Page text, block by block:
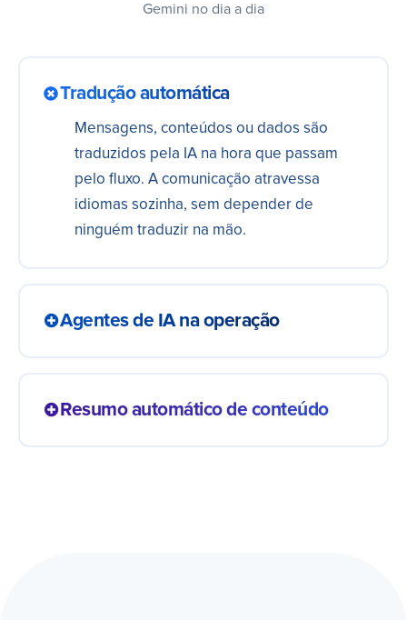
Gemini no dia a dia
Tradução automática
Mensagens, conteúdos ou dados são
traduzidos pela IA na hora que passam
pelo fluxo. A comunicação atravessa
idiomas sozinha, sem depender de
ninguém traduzir na mão.
Agentes de IA na operação
fluxo. Tarefas que exigiam julgamento
Resumo automático de conteúdo